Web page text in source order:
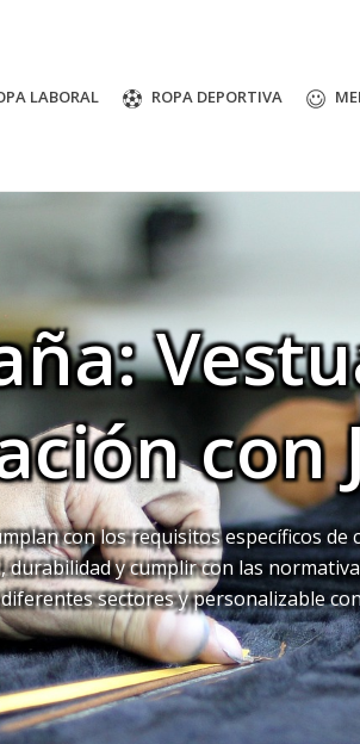
LABORAL ROPA DEPORTIVA
con
con los requisitos específicos
y cumplir con las
sectores y personalizable